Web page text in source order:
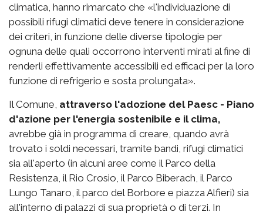
climatica, hanno rimarcato che «l'individuazione di
possibili rifugi climatici deve tenere in considerazione
dei criteri, in funzione delle diverse tipologie per
ognuna delle quali occorrono interventi mirati al fine di
renderli effettivamente accessibili ed efficaci per la loro
funzione di refrigerio e sosta prolungata».
Il Comune, attraverso l'adozione del Paesc - Piano
d'azione per l'energia sostenibile e il clima,
avrebbe già in programma di creare, quando avrà
trovato i soldi necessari, tramite bandi, rifugi climatici
sia all'aperto (in alcuni aree come il Parco della
Resistenza, il Rio Crosio, il Parco Biberach, il Parco
Lungo Tanaro, il parco del Borbore e piazza Alfieri) sia
all'interno di palazzi di sua proprietà o di terzi. In